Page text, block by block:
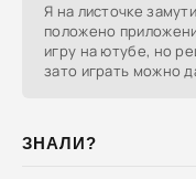
Я на листочке
положено
игру на ютубе, но
зато играть можно
ЗНАЛИ?